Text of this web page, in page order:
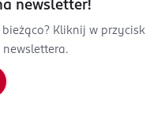
newsletter!
Kliknij w przycisk
newslettera.